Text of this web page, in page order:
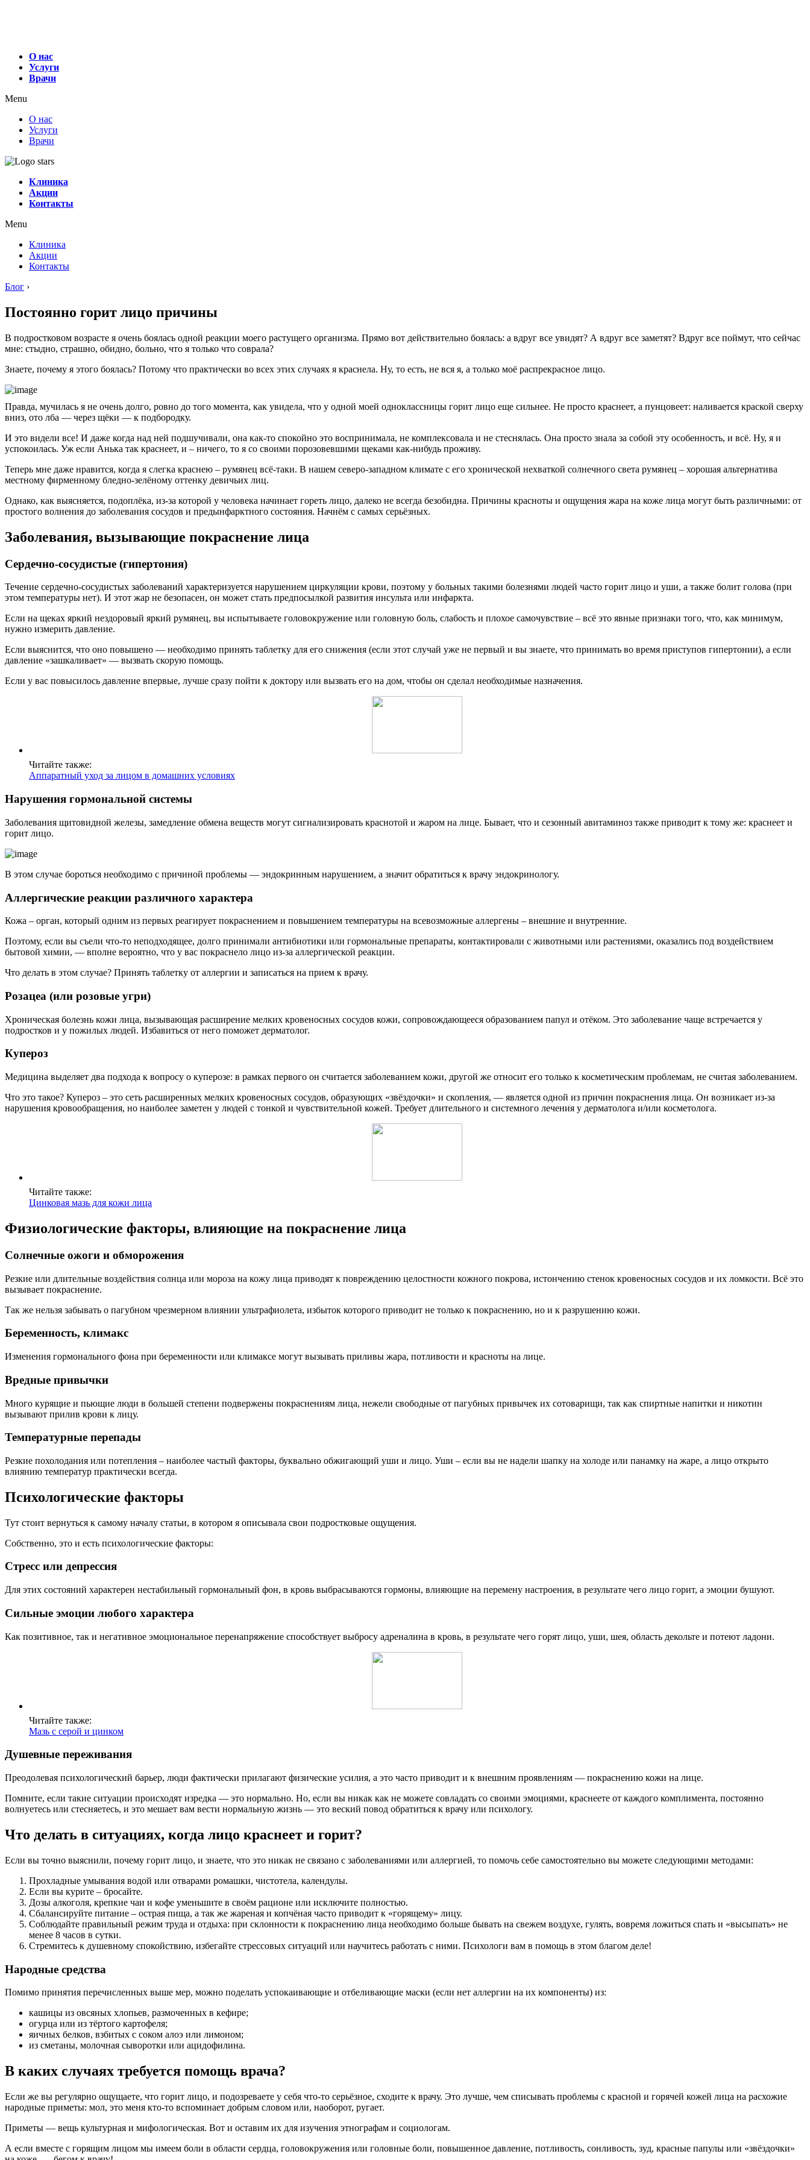
О нас
Услуги
Врачи
Menu
О нас
Услуги
Врачи
Клиника
Акции
Контакты
Menu
Клиника
Акции
Контакты
Блог ›
Постоянно горит лицо причины
В подростковом возрасте я очень боялась одной реакции моего растущего организма. Прямо вот действительно боялась: а вдруг все увидят? А вдруг все заметят? Вдруг все поймут, что сейчас
мне: стыдно, страшно, обидно, больно, что я только что соврала?
Знаете, почему я этого боялась? Потому что практически во всех этих случаях я краснела. Ну, то есть, не вся я, а только моё распрекрасное лицо.
Правда, мучилась я не очень долго, ровно до того момента, как увидела, что у одной моей одноклассницы горит лицо еще сильнее. Не просто краснеет, а пунцовеет: наливается краской сверху
вниз, ото лба — через щёки — к подбородку.
И это видели все! И даже когда над ней подшучивали, она как-то спокойно это воспринимала, не комплексовала и не стеснялась. Она просто знала за собой эту особенность, и всё. Ну, я и
успокоилась. Уж если Анька так краснеет, и – ничего, то я со своими порозовевшими щеками как-нибудь проживу.
Теперь мне даже нравится, когда я слегка краснею – румянец всё-таки. В нашем северо-западном климате с его хронической нехваткой солнечного света румянец – хорошая альтернатива
местному фирменному бледно-зелёному оттенку девичьих лиц.
Однако, как выясняется, подоплёка, из-за которой у человека начинает гореть лицо, далеко не всегда безобидна. Причины красноты и ощущения жара на коже лица могут быть различными: от
простого волнения до заболевания сосудов и предынфарктного состояния. Начнём с самых серьёзных.
Заболевания, вызывающие покраснение лица
Сердечно-сосудистые (гипертония)
Течение сердечно-сосудистых заболеваний характеризуется нарушением циркуляции крови, поэтому у больных такими болезнями людей часто горит лицо и уши, а также болит голова (при
этом температуры нет). И этот жар не безопасен, он может стать предпосылкой развития инсульта или инфаркта.
Если на щеках яркий нездоровый яркий румянец, вы испытываете головокружение или головную боль, слабость и плохое самочувствие – всё это явные признаки того, что, как минимум,
нужно измерить давление.
Если выяснится, что оно повышено — необходимо принять таблетку для его снижения (если этот случай уже не первый и вы знаете, что принимать во время приступов гипертонии), а если
давление «зашкаливает» — вызвать скорую помощь.
Если у вас повысилось давление впервые, лучше сразу пойти к доктору или вызвать его на дом, чтобы он сделал необходимые назначения.
Читайте также:
Аппаратный уход за лицом в домашних условиях
Нарушения гормональной системы
Заболевания щитовидной железы, замедление обмена веществ могут сигнализировать краснотой и жаром на лице. Бывает, что и сезонный авитаминоз также приводит к тому же: краснеет и
горит лицо.
В этом случае бороться необходимо с причиной проблемы — эндокринным нарушением, а значит обратиться к врачу эндокринологу.
Аллергические реакции различного характера
Кожа – орган, который одним из первых реагирует покраснением и повышением температуры на всевозможные аллергены – внешние и внутренние.
Поэтому, если вы съели что-то неподходящее, долго принимали антибиотики или гормональные препараты, контактировали с животными или растениями, оказались под воздействием
бытовой химии, — вполне вероятно, что у вас покраснело лицо из-за аллергической реакции.
Что делать в этом случае? Принять таблетку от аллергии и записаться на прием к врачу.
Розацеа (или розовые угри)
Хроническая болезнь кожи лица, вызывающая расширение мелких кровеносных сосудов кожи, сопровождающееся образованием папул и отёком. Это заболевание чаще встречается у
подростков и у пожилых людей. Избавиться от него поможет дерматолог.
Купероз
Медицина выделяет два подхода к вопросу о куперозе: в рамках первого он считается заболеванием кожи, другой же относит его только к косметическим проблемам, не считая заболеванием.
Что это такое? Купероз – это сеть расширенных мелких кровеносных сосудов, образующих «звёздочки» и скопления, — является одной из причин покраснения лица. Он возникает из-за
нарушения кровообращения, но наиболее заметен у людей с тонкой и чувствительной кожей. Требует длительного и системного лечения у дерматолога и/или косметолога.
Читайте также:
Цинковая мазь для кожи лица
Физиологические факторы, влияющие на покраснение лица
Солнечные ожоги и обморожения
Резкие или длительные воздействия солнца или мороза на кожу лица приводят к повреждению целостности кожного покрова, истончению стенок кровеносных сосудов и их ломкости. Всё это
вызывает покраснение.
Так же нельзя забывать о пагубном чрезмерном влиянии ультрафиолета, избыток которого приводит не только к покраснению, но и к разрушению кожи.
Беременность, климакс
Изменения гормонального фона при беременности или климаксе могут вызывать приливы жара, потливости и красноты на лице.
Вредные привычки
Много курящие и пьющие люди в большей степени подвержены покраснениям лица, нежели свободные от пагубных привычек их сотоварищи, так как спиртные напитки и никотин
вызывают прилив крови к лицу.
Температурные перепады
Резкие похолодания или потепления – наиболее частый факторы, буквально обжигающий уши и лицо. Уши – если вы не надели шапку на холоде или панамку на жаре, а лицо открыто
влиянию температур практически всегда.
Психологические факторы
Тут стоит вернуться к самому началу статьи, в котором я описывала свои подростковые ощущения.
Собственно, это и есть психологические факторы:
Стресс или депрессия
Для этих состояний характерен нестабильный гормональный фон, в кровь выбрасываются гормоны, влияющие на перемену настроения, в результате чего лицо горит, а эмоции бушуют.
Сильные эмоции любого характера
Как позитивное, так и негативное эмоциональное перенапряжение способствует выбросу адреналина в кровь, в результате чего горят лицо, уши, шея, область декольте и потеют ладони.
Читайте также:
Мазь с серой и цинком
Душевные переживания
Преодолевая психологический барьер, люди фактически прилагают физические усилия, а это часто приводит и к внешним проявлениям — покраснению кожи на лице.
Помните, если такие ситуации происходят изредка — это нормально. Но, если вы никак как не можете совладать со своими эмоциями, краснеете от каждого комплимента, постоянно
волнуетесь или стесняетесь, и это мешает вам вести нормальную жизнь — это веский повод обратиться к врачу или психологу.
Что делать в ситуациях, когда лицо краснеет и горит?
Если вы точно выяснили, почему горит лицо, и знаете, что это никак не связано с заболеваниями или аллергией, то помочь себе самостоятельно вы можете следующими методами:
Прохладные умывания водой или отварами ромашки, чистотела, календулы.
Если вы курите – бросайте.
Дозы алкоголя, крепкие чаи и кофе уменьшите в своём рационе или исключите полностью.
Сбалансируйте питание – острая пища, а так же жареная и копчёная часто приводит к «горящему» лицу.
Соблюдайте правильный режим труда и отдыха: при склонности к покраснению лица необходимо больше бывать на свежем воздухе, гулять, вовремя ложиться спать и «высыпать» не
менее 8 часов в сутки.
Стремитесь к душевному спокойствию, избегайте стрессовых ситуаций или научитесь работать с ними. Психологи вам в помощь в этом благом деле!
Народные средства
Помимо принятия перечисленных выше мер, можно поделать успокаивающие и отбеливающие маски (если нет аллергии на их компоненты) из:
кашицы из овсяных хлопьев, размоченных в кефире;
огурца или из тёртого картофеля;
яичных белков, взбитых с соком алоэ или лимоном;
из сметаны, молочная сыворотки или ацидофилина.
В каких случаях требуется помощь врача?
Если же вы регулярно ощущаете, что горит лицо, и подозреваете у себя что-то серьёзное, сходите к врачу. Это лучше, чем списывать проблемы с красной и горячей кожей лица на расхожие
народные приметы: мол, это меня кто-то вспоминает добрым словом или, наоборот, ругает.
Приметы — вещь культурная и мифологическая. Вот и оставим их для изучения этнографам и социологам.
А если вместе с горящим лицом мы имеем боли в области сердца, головокружения или головные боли, повышенное давление, потливость, сонливость, зуд, красные папулы или «звёздочки»